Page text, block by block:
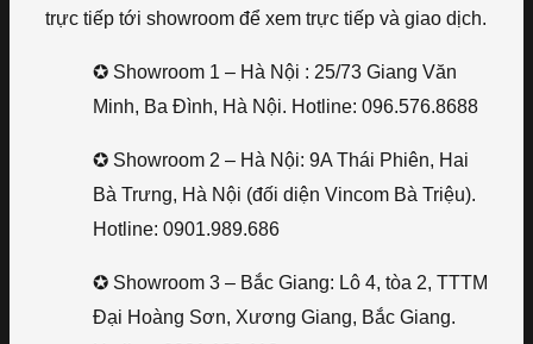
trực tiếp tới showroom để xem trực tiếp và giao dịch.
✪ Showroom 1 – Hà Nội : 25/73 Giang Văn
Minh, Ba Đình, Hà Nội. Hotline: 096.576.8688
✪ Showroom 2 – Hà Nội: 9A Thái Phiên, Hai
Bà Trưng, Hà Nội (đối diện Vincom Bà Triệu).
Hotline: 0901.989.686
✪ Showroom 3 – Bắc Giang: Lô 4, tòa 2, TTTM
Đại Hoàng Sơn, Xương Giang, Bắc Giang.